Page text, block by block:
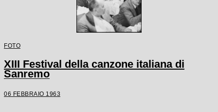
FOTO
XIII Festival della canzone italiana di
Sanremo
06 FEBBRAIO 1963